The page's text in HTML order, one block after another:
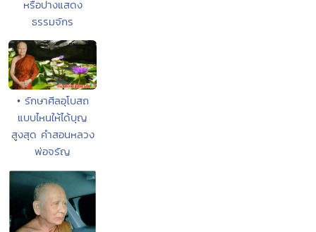
หรือปางแสดง
ธรรมจักร
• รักษาศีลอุโบสถ
แบบไหนให้ได้บุญ
สูงสุด คำสอนหลวง
พ่อจรัญ